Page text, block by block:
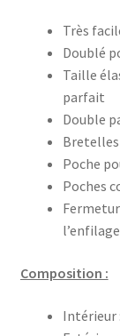
Très
Doublé
Taille
parfait
Double
Poche
Poches
Composition :
Intérieur